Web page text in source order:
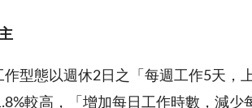
型態以週休2日之「每週工作5天，
較高，「增加每日工作時數，減